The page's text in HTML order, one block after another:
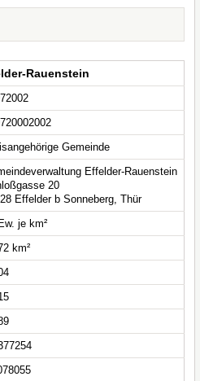
Rauenstein
Gemeinde
Effelder-Rauenstein
20
Effelder b Sonneberg, Thür
je km²
km²